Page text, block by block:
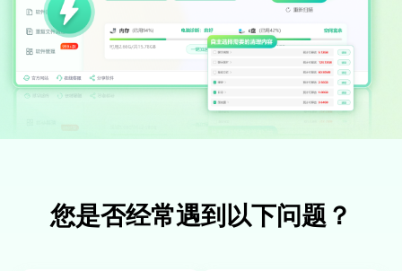
您是否经常遇到以下问题？